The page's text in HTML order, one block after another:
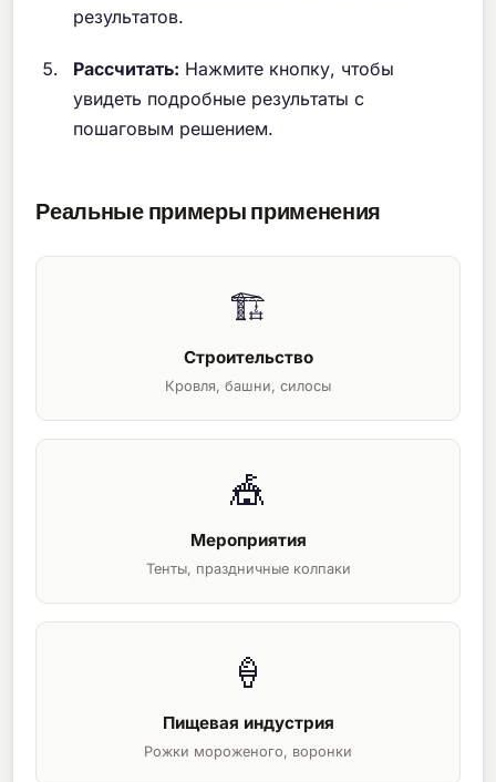
результатов.
Рассчитать: Нажмите кнопку, чтобы
увидеть подробные результаты с
пошаговым решением.
Реальные примеры применения
🏗️
Строительство
Кровля, башни, силосы
🎪
Мероприятия
Тенты, праздничные колпаки
🍦
Пищевая индустрия
Рожки мороженого, воронки